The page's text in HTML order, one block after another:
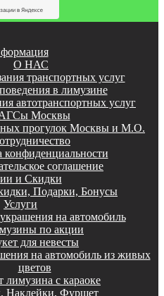
О НАС
транспортных услуг
в лимузине
автотранспортных услуг
Москвы
прогулок Москвы и М.О.
конфиденциальности
соглашение
и Скидки
Подарки, Бонусы
Услуги
на автомобиль
по акции
для невесты
на автомобиль из живых
цветов
лимузина с караоке
Наклейки, Фуршет